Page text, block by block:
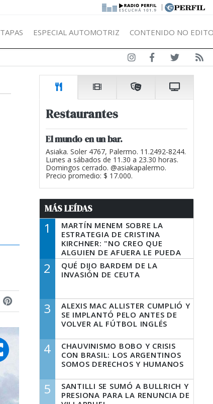
|
TAPAS ESPECIAL AUTOMOTRIZ CONTENIDO NO
Restaurantes
El mundo en un bar.
Asiaka. Soler 4767, Palermo. 11.2492-8244.
Lunes a sábados de 11.30 a 23.30 horas.
Domingos cerrado. @asiakapalermo.
Precio promedio: $ 17.000.
MÁS LEÍDAS
1
MARTÍN MENEM SOBRE LA
ESTRATEGIA DE CRISTINA
KIRCHNER: "NO CREO QUE
ALGUIEN DE AFUERA LE PUEDA
DECIR A LA JUSTICIA LO QUE
TIENE QUE HACER"
2
QUÉ DIJO BARDEM DE LA
INVASIÓN DE CEUTA
3
ALEXIS MAC ALLISTER CUMPLIÓ Y
SE IMPLANTÓ PELO ANTES DE
VOLVER AL FÚTBOL INGLÉS
4
CHAUVINISMO BOBO Y CRISIS
CON BRASIL: LOS ARGENTINOS
SOMOS DERECHOS Y HUMANOS
5
SANTILLI SE SUMÓ A BULLRICH Y
PRESIONA PARA LA RENUNCIA DE